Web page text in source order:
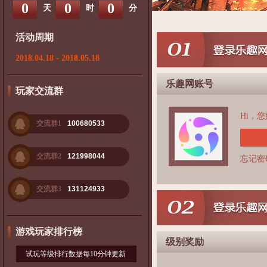
0 天 0 时 0 分
活动周期
2018.04.18 - 2018.05.18
玩家交流群
交流群1 100680533
交流群2 121998044
交流群3 131124933
游戏玩家排行榜
试玩等级排行数据每10分钟更新
乐趣网账号
Hi，您
忘记密
级别奖励